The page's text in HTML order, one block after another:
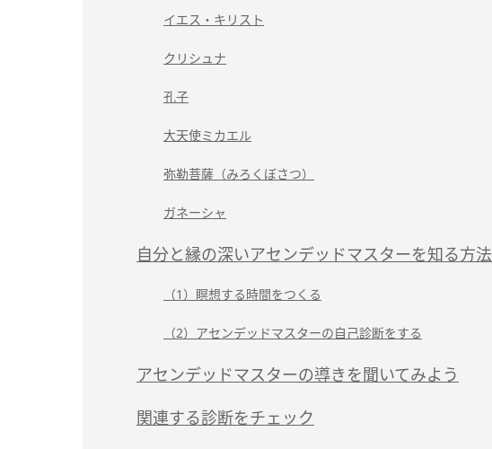
イエス・キリスト
クリシュナ
孔子
大天使ミカエル
弥勒菩薩（みろくぼさつ）
ガネーシャ
自分と縁の深いアセンデッドマスターを知る方法
（1）瞑想する時間をつくる
（2）アセンデッドマスターの自己診断をする
アセンデッドマスターの導きを聞いてみよう
関連する診断をチェック